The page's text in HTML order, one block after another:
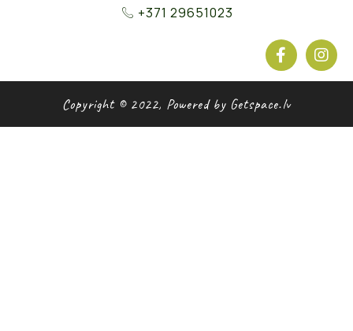
+371 29651023
Copyright © 2022, Powered by Getspace.lv